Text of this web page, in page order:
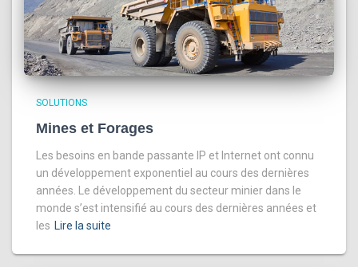
SOLUTIONS
Mines et Forages
Les besoins en bande passante IP et Internet ont connu
un développement exponentiel au cours des dernières
années. Le développement du secteur minier dans le
monde s’est intensifié au cours des dernières années et
les Lire la suite